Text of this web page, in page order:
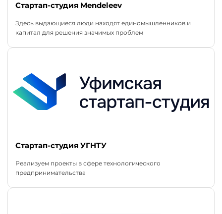
Стартап-студия Mendeleev
Здесь выдающиеся люди находят единомышленников и
капитал для решения значимых проблем
Стартап-студия УГНТУ
Реализуем проекты в сфере технологического
предпринимательства